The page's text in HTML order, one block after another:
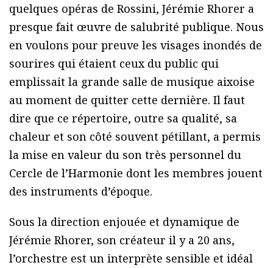
quelques opéras de Rossini, Jérémie Rhorer a
presque fait œuvre de salubrité publique. Nous
en voulons pour preuve les visages inondés de
sourires qui étaient ceux du public qui
emplissait la grande salle de musique aixoise
au moment de quitter cette dernière. Il faut
dire que ce répertoire, outre sa qualité, sa
chaleur et son côté souvent pétillant, a permis
la mise en valeur du son très personnel du
Cercle de l’Harmonie dont les membres jouent
des instruments d’époque.
Sous la direction enjouée et dynamique de
Jérémie Rhorer, son créateur il y a 20 ans,
l’orchestre est un interprète sensible et idéal